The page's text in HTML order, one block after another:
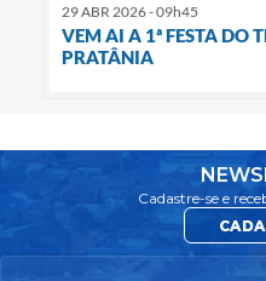
29 ABR 2026 - 09h45
VEM AI A 1ª FESTA DO
PRATÂNIA
Cadastre-se e